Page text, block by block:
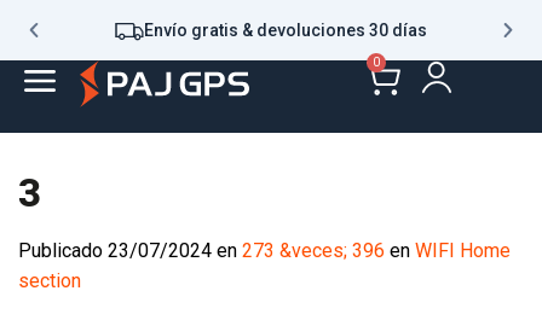
Envío gratis & devoluciones 30 días
0
3
Publicado 23/07/2024 en 273 &veces; 396 en WIFI Home
section